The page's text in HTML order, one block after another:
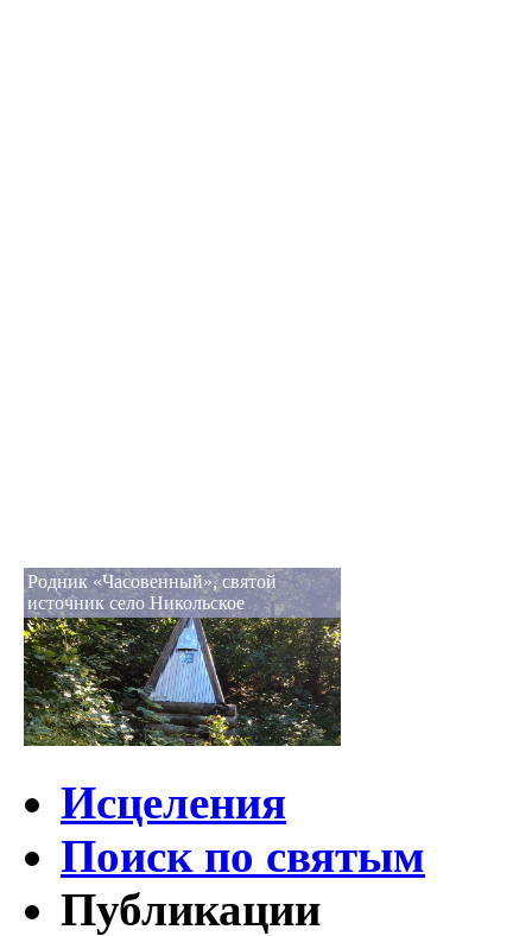
Родник «Часовенный», святой
источник село Никольское
Исцеления
Поиск по святым
Публикации